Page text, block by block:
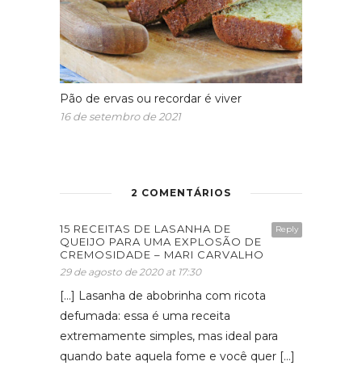
Pão de ervas ou recordar é viver
16 de setembro de 2021
2 COMENTÁRIOS
Reply
15 RECEITAS DE LASANHA DE
QUEIJO PARA UMA EXPLOSÃO DE
CREMOSIDADE – MARI CARVALHO
29 de agosto de 2020 at 17:30
[…] Lasanha de abobrinha com ricota
defumada: essa é uma receita
extremamente simples, mas ideal para
quando bate aquela fome e você quer […]